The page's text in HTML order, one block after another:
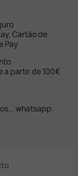
Cartão de
Pay
a partir de 100€
whatsapp: